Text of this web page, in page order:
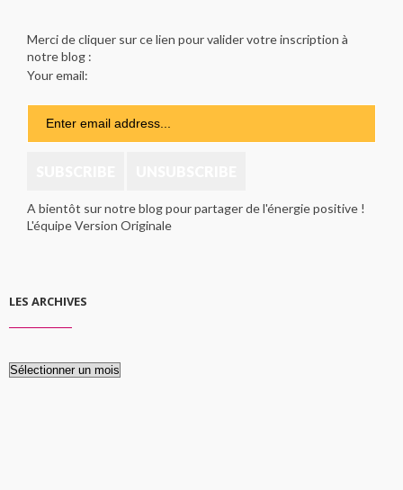
Merci de cliquer sur ce lien pour valider votre inscription à
notre blog :
Your email:
A bientôt sur notre blog pour partager de l'énergie positive !
L'équipe Version Originale
LES ARCHIVES
Les